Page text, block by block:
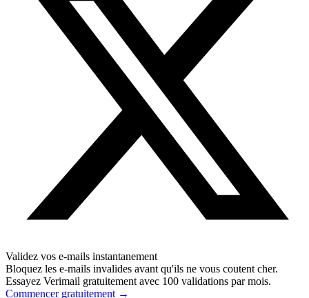
Validez vos e-mails instantanement
Bloquez les e-mails invalides avant qu'ils ne vous coutent cher.
Essayez Verimail gratuitement avec 100 validations par mois.
Commencer gratuitement →